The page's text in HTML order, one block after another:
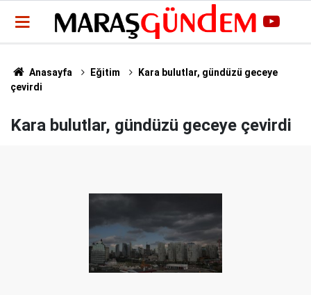
Anasayfa Eğitim
Kara bulutlar, gündüzü geceye
çevirdi
Kara bulutlar, gündüzü geceye çevirdi